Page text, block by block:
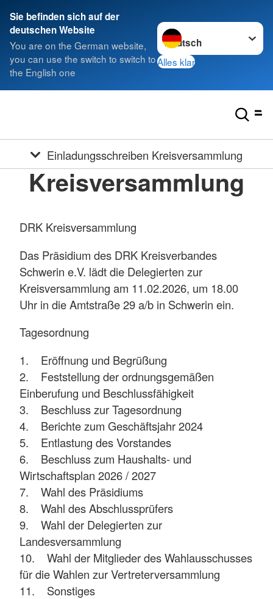
Sie befinden sich auf der
deutschen Website
You are on the German website,
you can use the switch to switch to
the English one
Sprache wechseln zu
Alles klar
Einladungsschreiben Kreisversammlung
Kreisversammlung
DRK Kreisversammlung
Das Präsidium des DRK Kreisverbandes
Schwerin e.V. lädt die Delegierten zur
Kreisversammlung am 11.02.2026, um 18.00
Uhr in die Amtstraße 29 a/b in Schwerin ein.
Tagesordnung
1. Eröffnung und Begrüßung
2. Feststellung der ordnungsgemäßen
Einberufung und Beschlussfähigkeit
3. Beschluss zur Tagesordnung
4. Berichte zum Geschäftsjahr 2024
5. Entlastung des Vorstandes
6. Beschluss zum Haushalts- und
Wirtschaftsplan 2026 / 2027
7. Wahl des Präsidiums
8. Wahl des Abschlussprüfers
9. Wahl der Delegierten zur
Landesversammlung
10. Wahl der Mitglieder des Wahlausschusses
für die Wahlen zur Vertreterversammlung
11. Sonstiges